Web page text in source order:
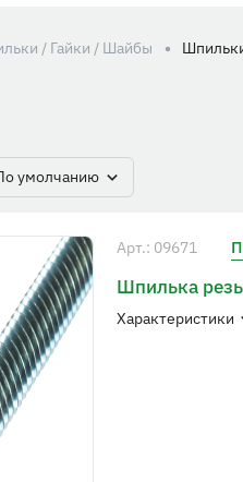
/ Гайки / Шайбы
умолчанию
Арт.: 09671
Шпилька
Характеристики